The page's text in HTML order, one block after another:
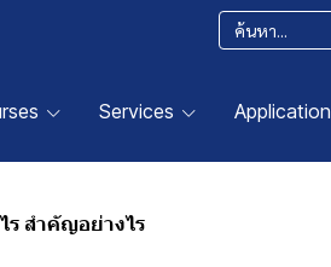
Services Application
ร สำคัญอย่างไร